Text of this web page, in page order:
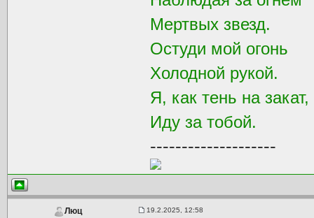
Мертвых звезд.
Остуди мой огонь
Холодной рукой.
Я, как тень на закат,
Иду за тобой.
--------------------
Люц 19.2.2025, 12:58